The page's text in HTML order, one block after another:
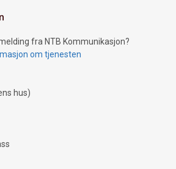
fra NTB Kommunikasjon?
om tjenesten
hus)